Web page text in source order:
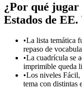
¿Por qué jugar
Estados de EE.
•La lista temática
repaso de
•La cuadrícula se
imprimible queda
•Los niveles
tema con distintas